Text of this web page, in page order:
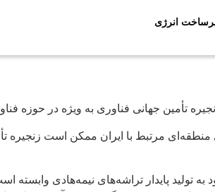
انرژی
تأمین جهانی فناوری به‌ ویژه در حوزه
مرتبط با ایران ممکن است زنجیره
پایدار تراشه‌های نیمه‌هادی وابسته